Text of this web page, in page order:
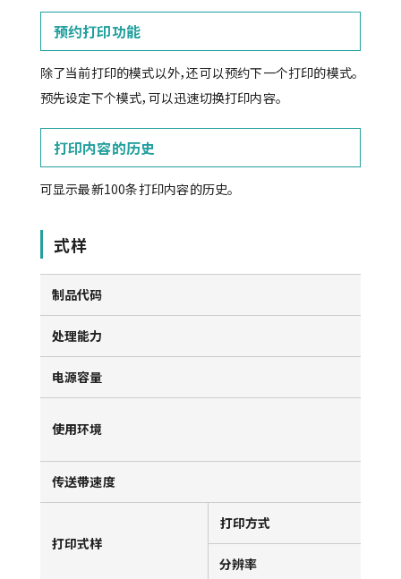
预约打印功能
除了当前打印的模式以外，还可以预约下一个打印的模式。
预先设定下个模式，可以迅速切换打印内容。
打印内容的历史
可显示最新100条打印内容的历史。
式样
制品代码
处理能力
电源容量
使用环境
传送带速度
打印式样
打印方式
分辨率